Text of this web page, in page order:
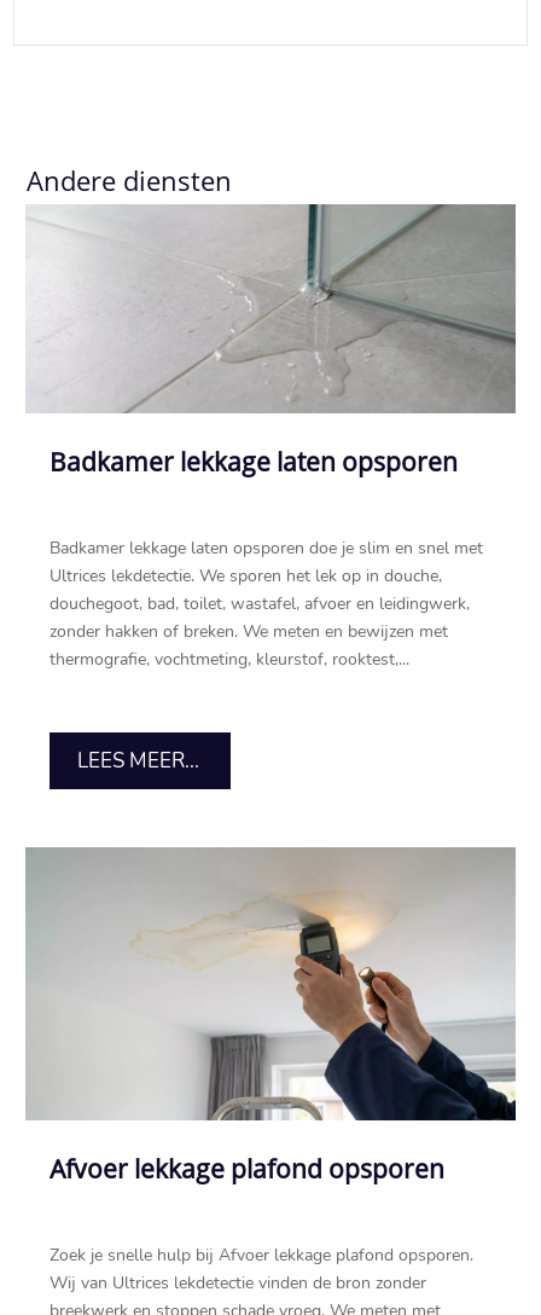
Andere diensten
Badkamer lekkage laten opsporen
Badkamer lekkage laten opsporen doe je slim en snel met
Ultrices lekdetectie.​ We sporen het lek op in douche,
douchegoot, bad, toilet, wastafel, afvoer en leidingwerk,
zonder hakken of breken.​ We meten en bewijzen met
thermografie, vochtmeting, kleurstof, rooktest,...
LEES MEER...
Afvoer lekkage plafond opsporen
Zoek je snelle hulp bij Afvoer lekkage plafond opsporen.
Wij van Ultrices lekdetectie vinden de bron zonder